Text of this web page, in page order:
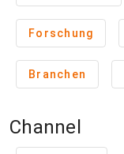
Forschung
Branchen
Channel